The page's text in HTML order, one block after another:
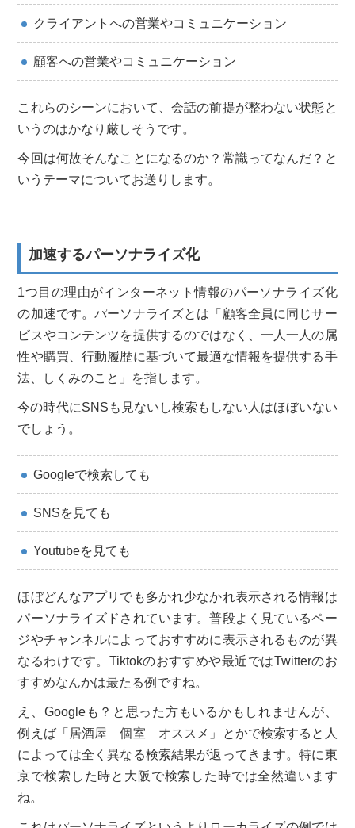
クライアントへの営業やコミュニケーション
顧客への営業やコミュニケーション
これらのシーンにおいて、会話の前提が整わない状態と
いうのはかなり厳しそうです。
今回は何故そんなことになるのか？常識ってなんだ？と
いうテーマについてお送りします。
加速するパーソナライズ化
1つ目の理由がインターネット情報のパーソナライズ化
の加速です。パーソナライズとは「顧客全員に同じサー
ビスやコンテンツを提供するのではなく、一人一人の属
性や購買、行動履歴に基づいて最適な情報を提供する手
法、しくみのこと」を指します。
今の時代にSNSも見ないし検索もしない人はほぼいない
でしょう。
Googleで検索しても
SNSを見ても
Youtubeを見ても
ほぼどんなアプリでも多かれ少なかれ表示される情報は
パーソナライズドされています。普段よく見ているペー
ジやチャンネルによっておすすめに表示されるものが異
なるわけです。Tiktokのおすすめや最近ではTwitterのお
すすめなんかは最たる例ですね。
え、Googleも？と思った方もいるかもしれませんが、
例えば「居酒屋 個室 オススメ」とかで検索すると人
によっては全く異なる検索結果が返ってきます。特に東
京で検索した時と大阪で検索した時では全然違います
ね。